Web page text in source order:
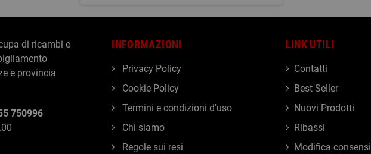
di ricambi e
e provincia
750996
LINK UTILI
Contatti
Best Seller
Nuovi Prodotti
Ribassi
Modifica consensi
INFORMAZIONI
Privacy Policy
Cookie Policy
Termini e condizioni d'uso
Chi siamo
Regole sui resi